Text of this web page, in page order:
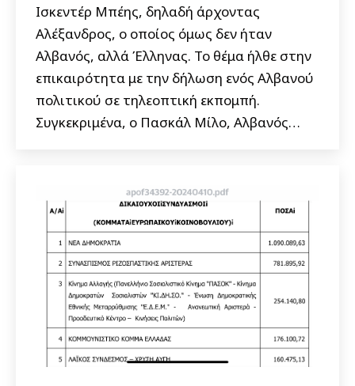
Ισκεντέρ Μπέης, δηλαδή άρχοντας
Αλέξανδρος, ο οποίος όμως δεν ήταν
Αλβανός, αλλά Έλληνας. Το θέμα ήλθε στην
επικαιρότητα με την δήλωση ενός Αλβανού
πολιτικού σε τηλεοπτική εκπομπή.
Συγκεκριμένα, ο Πασκάλ Μίλο, Αλβανός…